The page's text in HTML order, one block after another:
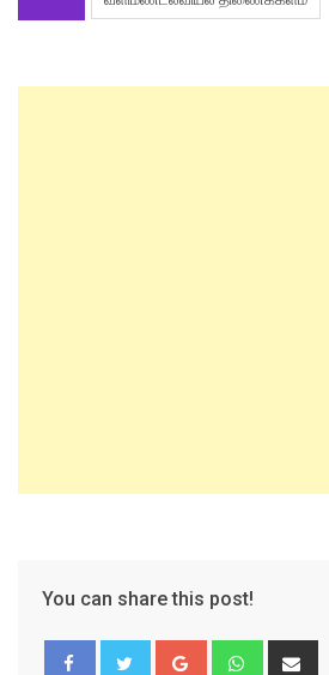
You can share this post!
Google+ Whatsapp